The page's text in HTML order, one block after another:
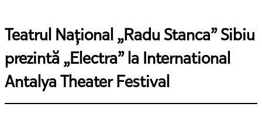
Teatrul Național „Radu Stanca” Sibiu
prezintă „Electra” la International
Antalya Theater Festival